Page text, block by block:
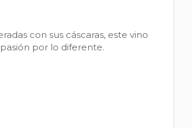
con sus cáscaras, este vino
por lo diferente.